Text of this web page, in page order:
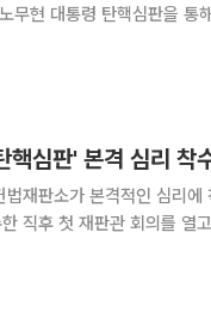
현 대통령 탄핵심판을 통
비서관들과 점
핵심판' 본격 심리 착
본격적인 심리에 착수했다. 헌재는 9
직후 첫 재판관 회의를 열
자는 "재판관들은 이번 사